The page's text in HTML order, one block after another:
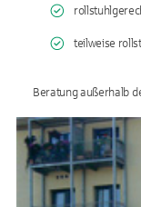
teilweise
Beratung außerhalb